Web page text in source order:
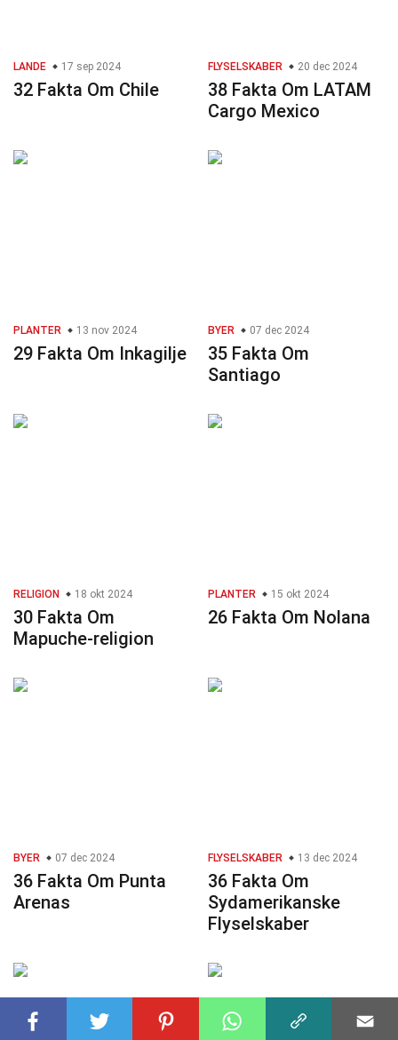
LANDE 17 sep 2024
32 Fakta Om Chile
FLYSELSKABER 20 dec 2024
38 Fakta Om LATAM
Cargo Mexico
PLANTER 13 nov 2024
29 Fakta Om Inkagilje
BYER 07 dec 2024
35 Fakta Om
Santiago
RELIGION 18 okt 2024
30 Fakta Om
Mapuche-religion
PLANTER 15 okt 2024
26 Fakta Om Nolana
BYER 07 dec 2024
36 Fakta Om Punta
Arenas
FLYSELSKABER 13 dec 2024
36 Fakta Om
Sydamerikanske
Flyselskaber